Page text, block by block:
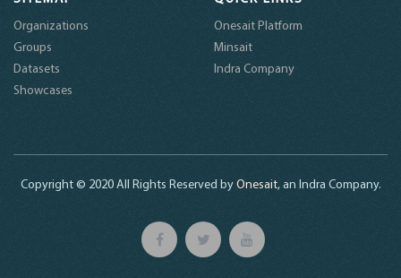
Organizations
Groups
Datasets
Showcases
Onesait Platform
Minsait
Indra Company
Copyright © 2020 All Rights Reserved byOnesait, an Indra Company.